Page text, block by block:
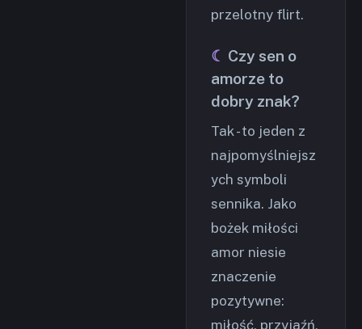
przelotny flirt.
Czy sen o
amorze to
dobry znak?
Tak - to jeden z
najpomyślniejsz
ych symboli
sennika. Jako
bożek miłości
amor niesie
znaczenie
pozytywne:
miłość, przyjaźń,